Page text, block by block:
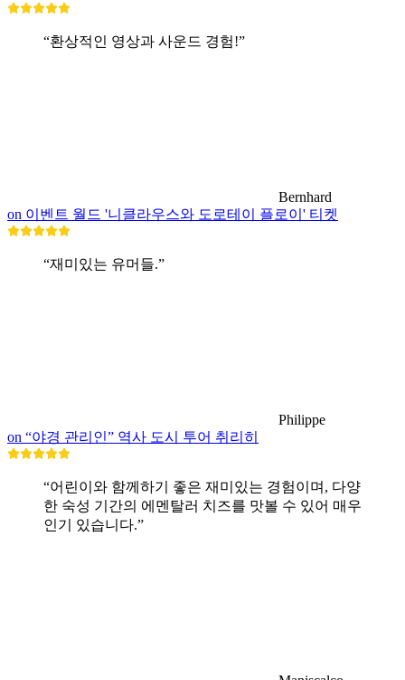
“환상적인 영상과 사운드 경험!”
Bernhard
on 이벤트 월드 '니클라우스와 도로테이 플로이' 티켓
“재미있는 유머들.”
Philippe
on “야경 관리인” 역사 도시 투어 취리히
“어린이와 함께하기 좋은 재미있는 경험이며, 다양
한 숙성 기간의 에멘탈러 치즈를 맛볼 수 있어 매우
인기 있습니다.”